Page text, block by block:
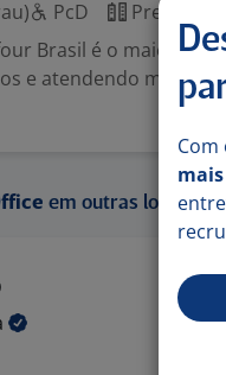
PcD
Presencial
Brasil é o maior
e atendendo mais de
em outras
Com